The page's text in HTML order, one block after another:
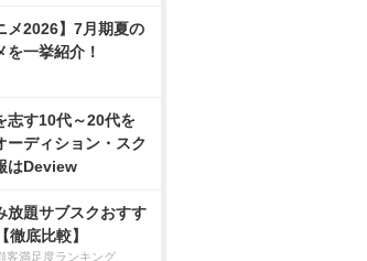
メ2026】7月期夏の
を一挙紹介！
志す10代～20代を
ーディション・スク
はDeview
放題サブスクおすす
徹底比較】
客満足度ランキング